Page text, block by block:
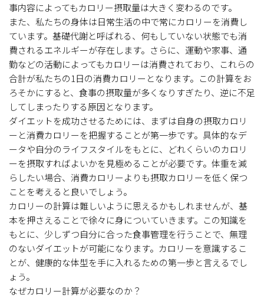
事内容によってもカロリー摂取量は大きく変わるのです。
また、私たちの身体は日常生活の中で常にカロリーを消費し
ています。基礎代謝と呼ばれる、何もしていない状態でも消
費されるエネルギーが存在します。さらに、運動や家事、通
勤などの活動によってもカロリーは消費されており、これらの
合計が私たちの1日の消費カロリーとなります。この計算をお
ろそかにすると、食事の摂取量が多くなりすぎたり、逆に不足
してしまったりする原因となります。
ダイエットを成功させるためには、まずは自身の摂取カロリ
ーと消費カロリーを把握することが第一歩です。具体的なデ
ータや自分のライフスタイルをもとに、どれくらいのカロリ
ーを摂取すればよいかを見極めることが必要です。体重を減
らしたい場合、消費カロリーよりも摂取カロリーを低く保つ
ことを考えると良いでしょう。
カロリーの計算は難しいように思えるかもしれませんが、基
本を押さえることで徐々に身についていきます。この知識を
もとに、少しずつ自分に合った食事管理を行うことで、無理
のないダイエットが可能になります。カロリーを意識するこ
とが、健康的な体型を手に入れるための第一歩と言えるでし
ょう。
なぜカロリー計算が必要なのか？